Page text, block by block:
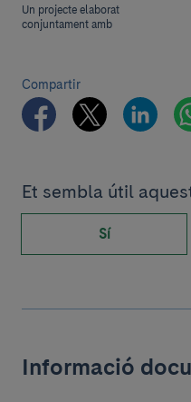
Un projecte elaborat
conjuntament amb
Compartir
Et sembla útil
Sí
Informació